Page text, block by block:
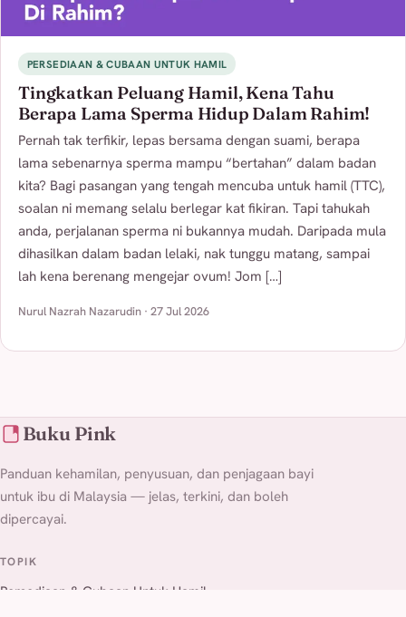
PERSEDIAAN & CUBAAN UNTUK HAMIL
Tingkatkan Peluang Hamil, Kena Tahu
Berapa Lama Sperma Hidup Dalam Rahim!
Pernah tak terfikir, lepas bersama dengan suami, berapa
lama sebenarnya sperma mampu “bertahan” dalam badan
kita? Bagi pasangan yang tengah mencuba untuk hamil (TTC),
soalan ni memang selalu berlegar kat fikiran. Tapi tahukah
anda, perjalanan sperma ni bukannya mudah. Daripada mula
dihasilkan dalam badan lelaki, nak tunggu matang, sampai
lah kena berenang mengejar ovum! Jom […]
Nurul Nazrah Nazarudin · 27 Jul 2026
Buku Pink
Panduan kehamilan, penyusuan, dan penjagaan bayi
untuk ibu di Malaysia — jelas, terkini, dan boleh
dipercayai.
TOPIK
Persediaan & Cubaan Untuk Hamil